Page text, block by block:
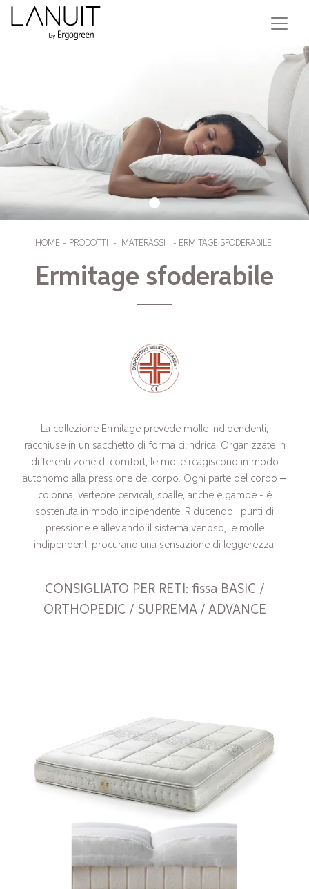
HOME - PRODOTTI - MATERASSI - ERMITAGE SFODERABILE
Ermitage sfoderabile
La collezione Ermitage prevede molle indipendenti,
racchiuse in un sacchetto di forma cilindrica. Organizzate in
differenti zone di comfort, le molle reagiscono in modo
autonomo alla pressione del corpo. Ogni parte del corpo –
colonna, vertebre cervicali, spalle, anche e gambe - è
sostenuta in modo indipendente. Riducendo i punti di
pressione e alleviando il sistema venoso, le molle
indipendenti procurano una sensazione di leggerezza.
CONSIGLIATO PER RETI: fissa BASIC /
ORTHOPEDIC / SUPREMA / ADVANCE